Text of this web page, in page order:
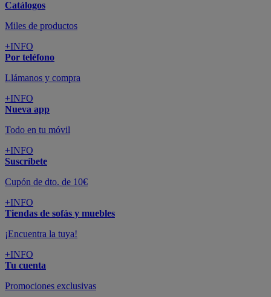
Catálogos
Miles de productos
+INFO
Por teléfono
Llámanos y compra
+INFO
Nueva app
Todo en tu móvil
+INFO
Suscríbete
Cupón de dto. de 10€
+INFO
Tiendas de sofás y muebles
¡Encuentra la tuya!
+INFO
Tu cuenta
Promociones exclusivas